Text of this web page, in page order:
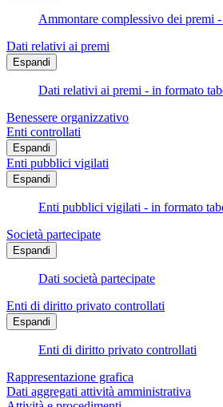
Ammontare complessivo dei premi
Dati relativi ai premi
Espandi
Dati relativi ai premi - in formato
Benessere organizzativo
Enti controllati
Espandi
Enti pubblici vigilati
Espandi
Enti pubblici vigilati - in formato
Società partecipate
Espandi
Dati società partecipate
Enti di diritto privato controllati
Espandi
Enti di diritto privato controllati
Rappresentazione grafica
Dati aggregati attività amministrativa